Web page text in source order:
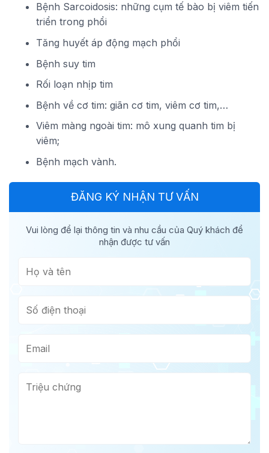
Bệnh Sarcoidosis: những cụm tế bào bị viêm tiến
triển trong phổi
Tăng huyết áp động mạch phổi
Bệnh suy tim
Rối loạn nhịp tim
Bệnh về cơ tim: giãn cơ tim, viêm cơ tim,…
Viêm màng ngoài tim: mô xung quanh tim bị
viêm;
Bệnh mạch vành.
ĐĂNG KÝ NHẬN TƯ VẤN
Vui lòng để lại thông tin và nhu cầu của Quý khách để
nhận được tư vấn